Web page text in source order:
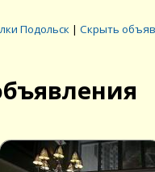
Подольск | Скрыть